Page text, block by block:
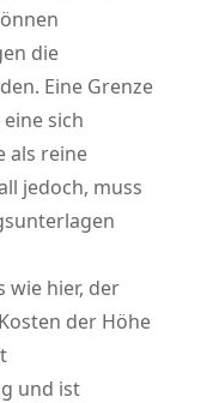
die
Eine Grenze
sich
als reine
jedoch, muss
wie hier, der
der Höhe
und ist